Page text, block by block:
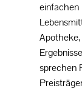
einfachen
sprechen